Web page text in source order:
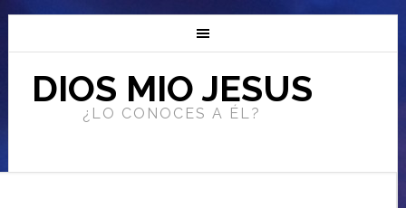
DIOS MIO JESUS
¿LO CONOCES A ÉL?